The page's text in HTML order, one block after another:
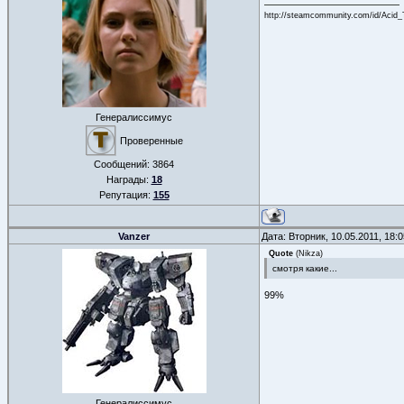
Генералиссимус
Проверенные
Сообщений: 3864
Награды: 18
Репутация: 155
http://steamcommunity.com/id/
Vanzer Дата: Вторник, 10.05.2011,
Quote (Nikza)
смотря какие...
99%